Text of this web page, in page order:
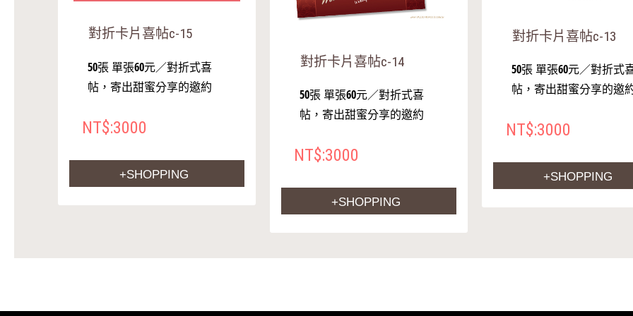
對折卡片喜帖c-13
50張 單張60元／對折式
帖，寄出甜蜜分享的邀
NT$:3000
+SHOPPING
對折卡片喜帖c-14
50張 單張60元／對折式喜
帖，寄出甜蜜分享的邀約
NT$:3000
+SHOPPING
對折卡片喜帖c-15
50張 單張60元／對折式喜
帖，寄出甜蜜分享的邀約
NT$:3000
+SHOPPING